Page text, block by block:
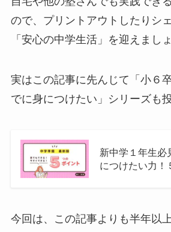
ので、プリントアウトしたりシ
「安心の中学生活」を迎えまし
実はこの記事に先んじて「小６
でに身につけたい」シリーズも
新中学１年生必
につけたい力！
今回は、この記事よりも半年以